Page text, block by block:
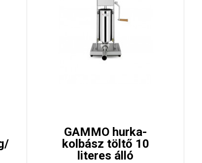
GAMMO hurka-
kolbász töltő 10
literes álló